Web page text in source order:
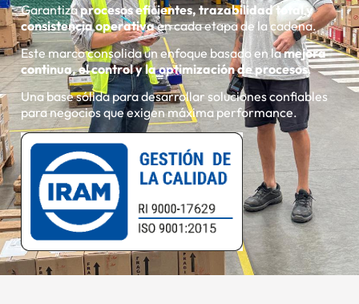
Garantizaprocesos eficientes, trazabilidad total y
consistencia operativaen cada etapa de la cadena.
Este marco consolida un enfoque basado en lamejora
continua, el control y la optimización de procesos.
Una base sólida para desarrollar soluciones confiables
para negocios que exigen máxima performance.